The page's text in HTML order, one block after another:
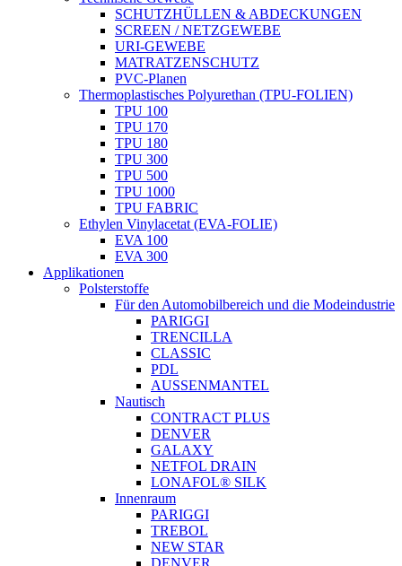
SCHUTZHÜLLEN & ABDECKUNGEN
SCREEN / NETZGEWEBE
URI-GEWEBE
MATRATZENSCHUTZ
PVC-Planen
Thermoplastisches Polyurethan (TPU-FOLIEN)
TPU 100
TPU 170
TPU 180
TPU 300
TPU 500
TPU 1000
TPU FABRIC
Ethylen Vinylacetat (EVA-FOLIE)
EVA 100
EVA 300
Applikationen
Polsterstoffe
Für den Automobilbereich und die Modeindustrie
PARIGGI
TRENCILLA
CLASSIC
PDL
AUSSENMANTEL
Nautisch
CONTRACT PLUS
DENVER
GALAXY
NETFOL DRAIN
LONAFOL® SILK
Innenraum
PARIGGI
TREBOL
NEW STAR
DENVER